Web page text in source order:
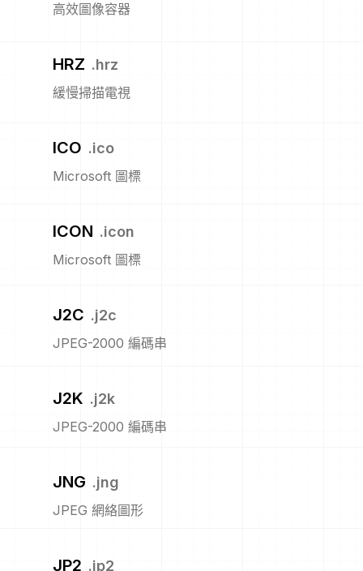
高效圖像容器
HRZ .hrz
緩慢掃描電視
ICO .ico
Microsoft 圖標
ICON .icon
Microsoft 圖標
J2C .j2c
JPEG-2000 編碼串
J2K .j2k
JPEG-2000 編碼串
JNG .jng
JPEG 網絡圖形
JP2 .jp2